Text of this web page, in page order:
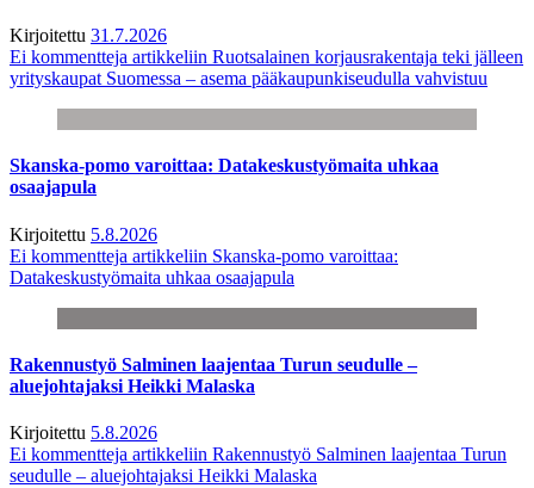
Kirjoitettu 31.7.2026
Ei kommentteja artikkeliin Ruotsalainen korjausrakentaja teki jälleen
yrityskaupat Suomessa – asema pääkaupunkiseudulla vahvistuu
Skanska-pomo varoittaa: Datakeskustyömaita uhkaa
osaajapula
Kirjoitettu 5.8.2026
Ei kommentteja artikkeliin Skanska-pomo varoittaa:
Datakeskustyömaita uhkaa osaajapula
Rakennustyö Salminen laajentaa Turun seudulle –
aluejohtajaksi Heikki Malaska
Kirjoitettu 5.8.2026
Ei kommentteja artikkeliin Rakennustyö Salminen laajentaa Turun
seudulle – aluejohtajaksi Heikki Malaska